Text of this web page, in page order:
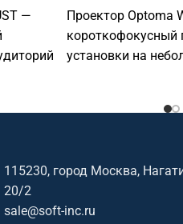
—
Проектор Optoma
короткофокусный
установки на
1280×800;
115230, город Москва,
20/2
sale@soft-inc.ru